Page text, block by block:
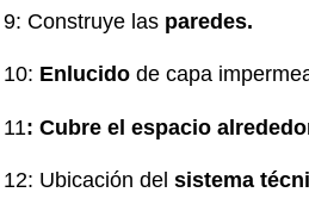
Construye las paredes.
Enlucido de capa
: Cubre el espacio
Ubicación del sistema